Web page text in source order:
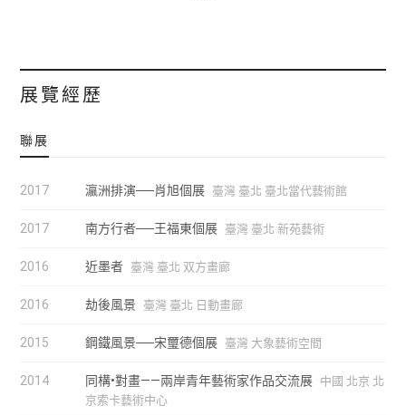
展覽經歷
聯展
2017 瀛洲排演──肖旭個展 臺灣 臺北 臺北當代藝術館
2017 南方行者──王福東個展 臺灣 臺北 新苑藝術
2016 近墨者 臺灣 臺北 双方畫廊
2016 劫後風景 臺灣 臺北 日動畫廊
2015 鋼鐵風景──宋璽德個展 臺灣 大象藝術空間
2014 同構•對畫——兩岸青年藝術家作品交流展 中國 北京 北
京索卡藝術中心